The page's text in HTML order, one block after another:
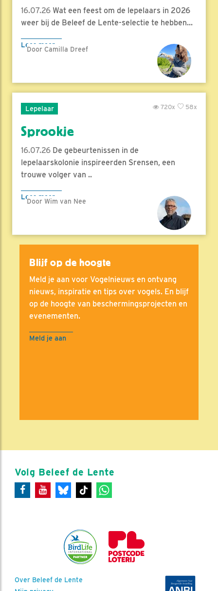
16.07.26 Wat een feest om de lepelaars in 2026
weer bij de Beleef de Lente-selectie te hebben...
Lees meer
Door Camilla Dreef
Lepelaar 58x
720x
Sprookje
16.07.26 De gebeurtenissen in de
lepelaarskolonie inspireerden Srensen, een
trouwe volger van ..
Lees meer
Door Wim van Nee
Blijf op de hoogte
Meld je aan voor Vogelnieuws en ontvang
nieuws, inspiratie en tips over vogels. En blijf
op de hoogte van beschermingsprojecten en
evenementen.
Meld je aan
Volg Beleef de Lente
Over Beleef de Lente